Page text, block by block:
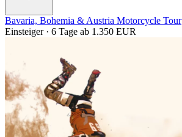
Bavaria, Bohemia & Austria Motorcycle Tour
Einsteiger · 6 Tage ab 1.350 EUR